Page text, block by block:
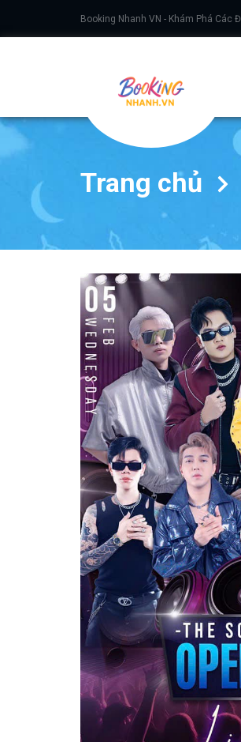
Booking Nhanh VN - Khám Phá Các
Trang chủ